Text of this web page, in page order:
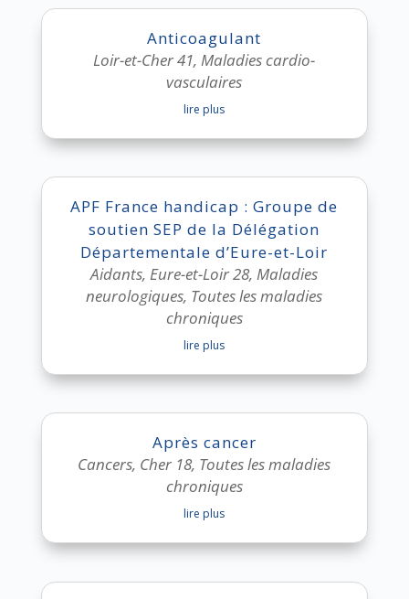
Anticoagulant
Loir-et-Cher 41,Maladies cardio-
vasculaires
lire plus
APF France handicap : Groupe de
soutien SEP de la Délégation
Départementale d’Eure-et-Loir
Aidants,Eure-et-Loir 28,Maladies
neurologiques, Toutes les maladies
chroniques
lire plus
Après cancer
Cancers, Cher 18, Toutes les maladies
chroniques
lire plus